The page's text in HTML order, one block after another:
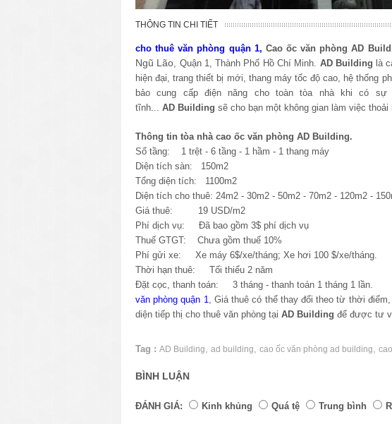
THÔNG TIN CHI TIẾT
cho thuê văn phòng quận 1, Cao ốc văn phòngAD
Ngũ Lão , Quận 1, Thành Phố Hồ Chí Minh. ADBuilding là
hiện đại, trang thiết bị mới, thang máy tốc độ cao, hệ thống
bảo cung cấp điện năng cho toàn tòa nhà khi có
tĩnh...
AD Building sẽ cho bạn một không gian làm việc thoải
Thông tin tòa nhà cao ốc văn phòng AD Building.
Số tầng: 1 trệt - 6 tầng - 1 hầm - 1 thang máy
Diện tích sàn: 150m2
Tổng diện tích: 1100m2
Diện tích cho thuê: 24m2 - 30m2 - 50m2 - 70m2 - 120m2 -
Giá thuê: 19 USD/m2
Phí dịch vụ: Đã bao gồm 3$ phí dịch vụ
Thuế GTGT: Chưa gồm thuế 10%
Phí gửi xe: Xe máy 6$/xe/tháng; Xe hơi 100 $/xe/tháng.
Thời hạn thuê: Tối thiểu 2 năm
Đặt cọc, thanh toán: 3 tháng - thanh toán 1 tháng 1 lần.
văn phòng quận 1
, Giá thuê có thể thay đổi theo từ thời
diện tiếp thị cho thuê văn phòng tại AD Building để được tư
Tag : AD Building ad building cao ốc văn phòng ad building
BÌNH LUẬN
ĐÁNH GIÁ: Kinh khủng Quá tệ Trung bình